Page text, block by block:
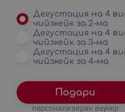
Дегустация на 4
чийзкейк за 2-ма
Дегустация на 4
чийзкейк за 3-ма
Дегустация на 4
чийзкейк за 4-ма
Подари
персонализиран ваучер